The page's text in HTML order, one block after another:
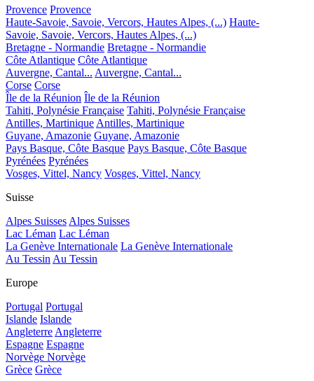
Provence Provence
Haute-Savoie, Savoie, Vercors, Hautes Alpes, (...) Haute-
Savoie, Savoie, Vercors, Hautes Alpes, (...)
Bretagne - Normandie Bretagne - Normandie
Côte Atlantique Côte Atlantique
Auvergne, Cantal... Auvergne, Cantal...
Corse Corse
Île de la Réunion Île de la Réunion
Tahiti, Polynésie Française Tahiti, Polynésie Française
Antilles, Martinique Antilles, Martinique
Guyane, Amazonie Guyane, Amazonie
Pays Basque, Côte Basque Pays Basque, Côte Basque
Pyrénées Pyrénées
Vosges, Vittel, Nancy Vosges, Vittel, Nancy
Suisse
Alpes Suisses Alpes Suisses
Lac Léman Lac Léman
La Genève Internationale La Genève Internationale
Au Tessin Au Tessin
Europe
Portugal Portugal
Islande Islande
Angleterre Angleterre
Espagne Espagne
Norvège Norvège
Grèce Grèce